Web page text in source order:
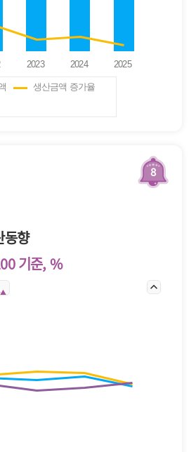
생산금액 증가율
8
동향
기준, %
▲